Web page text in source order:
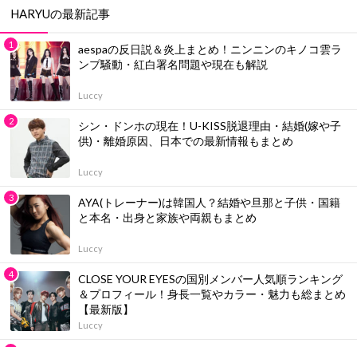
HARYUの最新記事
aespaの反日説＆炎上まとめ！ニンニンのキノコ雲ラ
ンプ騒動・紅白署名問題や現在も解説
Luccy
シン・ドンホの現在！U-KISS脱退理由・結婚(嫁や子
供)・離婚原因、日本での最新情報もまとめ
Luccy
AYA(トレーナー)は韓国人？結婚や旦那と子供・国籍
と本名・出身と家族や両親もまとめ
Luccy
CLOSE YOUR EYESの国別メンバー人気順ランキング
＆プロフィール！身長一覧やカラー・魅力も総まとめ
【最新版】
Luccy